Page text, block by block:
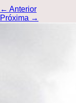
← Anterior
Próxima →